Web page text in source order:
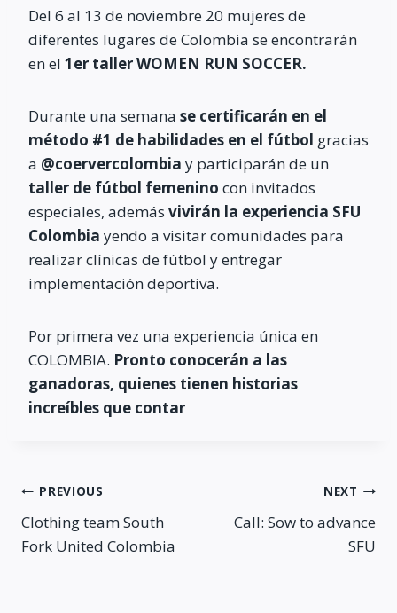
Del 6 al 13 de noviembre 20 mujeres de
diferentes lugares de Colombia se encontrarán
en el 1er taller WOMEN RUN SOCCER.
Durante una semana se certificarán en el
método #1 de habilidades en el fútbol gracias
a @coervercolombia y participarán de un
taller de fútbol femenino con invitados
especiales, además vivirán la experiencia SFU
Colombia yendo a visitar comunidades para
realizar clínicas de fútbol y entregar
implementación deportiva.
Por primera vez una experiencia única en
COLOMBIA. Pronto conocerán a las
ganadoras, quienes tienen historias
increíbles que contar
Post
navigation
PREVIOUS
Clothing team South
Fork United Colombia
NEXT
Call: Sow to advance
SFU